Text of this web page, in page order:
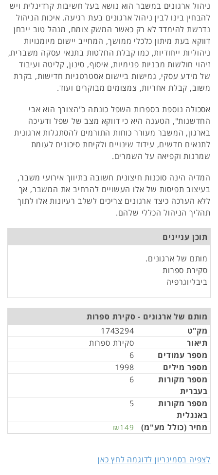
ניהול ארגונים במשבר הוא נושא בעל חשיבות קרדינלית ויש
להבחין בינו לבין ניהול ארגונים בעת רגיעה. איכות הניהול
נדרשת להימדד לא רק כאשר המשק צומח, מנהל טוב ייבחן
דווקא בעת מיתון כלכלי ממושך, המחייב יישום מיומנויות
ניהוליות ייחודיות, כמו קבלת החלטות בתנאי עסקה משברית,
זיהוי חולשות מבניות פנימיות, איסוף, סינון, קליטה ועיבוד
של מידע עסקי, גמישות ביישום אסטרטגיות חדישות, בקרת
משוב, קבלת אחריות, צמצומים מבוקרים ועוד.
אסכולה נוספת בספרות השפל כונתה כ"הצורך הוא אבי
החדשנות", הטענה היא כי דווקא מצב של שפל ודעיכה
בארגון, המשבר מעורר כוחות התורמים להסתגלות ארגונית
לתנאים חדשים, עידוד שינויים ולקיחת סיכונים לעומת
שמרנות וקפיאה על השמרים.
המדיה הינה סוכנות חיצונית חשובה בתיווך אירועי משבר,
בעיצוב תפיסות של אלו העשויים להרחיב את המשבר, אך
ללא הערכה כיצד ארגונים צריכים לשלב רעיונות אלו לתוך
תהליך הניהול הכללי שלהם.
תוכן עניינים
מותם של ארגונים.
סקירת ספרות
ביבליוגרפיה
מותם של ארגונים - סקירת ספרות
מק"ט
1743294
תיאור
סקירת ספרות
מספר עמודים
6
מספר מילים
1998
מספר מקורות
בעברית
6
מספר מקורות
באנגלית
5
מחיר (כולל מע"מ) ₪149
לצפיה בסמינריון לדוגמה לחץ כאן